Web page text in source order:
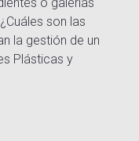
son las
la gestión de un
Plásticas y